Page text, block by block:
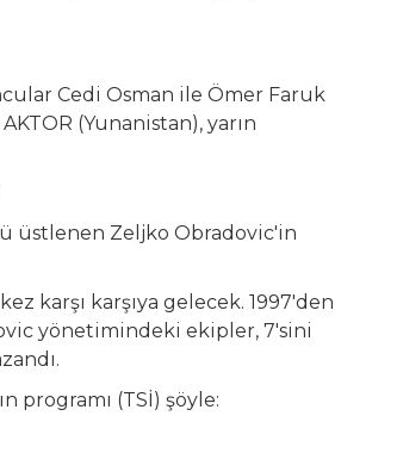
Cedi Osman ile Ömer Faruk
(Yunanistan), yarın
üstlenen Zeljko Obradovic'in
karşı karşıya gelecek. 1997'den
yönetimindeki ekipler, 7'sini
programı (TSİ) şöyle: